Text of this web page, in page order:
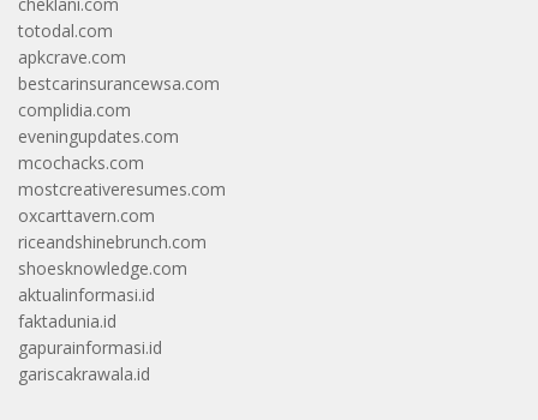
totodal.com
apkcrave.com
bestcarinsurancewsa.com
complidia.com
eveningupdates.com
mcochacks.com
mostcreativeresumes.com
oxcarttavern.com
riceandshinebrunch.com
shoesknowledge.com
aktualinformasi.id
faktadunia.id
gapurainformasi.id
gariscakrawala.id